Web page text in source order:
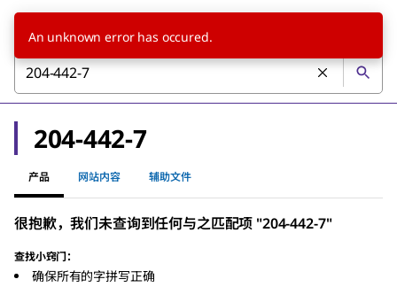
204-442-7
产品 网站内容 辅助文件
很抱歉，我们未查询到任何与之匹配项 "204-442-7"
查找小窍门：
确保所有的字拼写正确
An unknown error has occured.